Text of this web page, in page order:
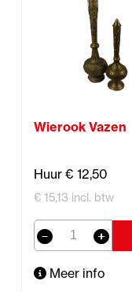
Wierook Vazen
Huur € 12,50
€ 15,13 incl. btw
Meer info